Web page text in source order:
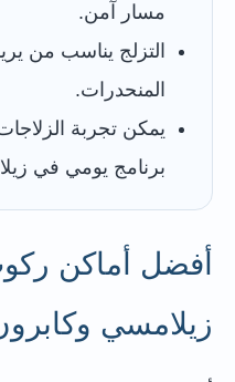
مسار آمن.
التزلج يناسب من
المنحدرات.
يمكن تجربة
برنامج يومي في
أفضل أماكن
زيلامسي